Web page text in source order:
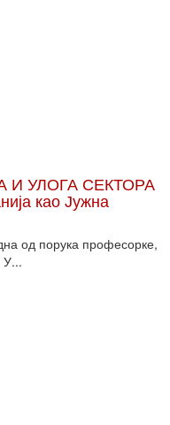
УЛОГА СЕКТОРА
као Јужна
од порука професорке,
У...